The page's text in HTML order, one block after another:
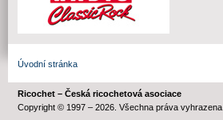
Úvodní stránka
Ricochet – Česká ricochetová asociace
Copyright © 1997 – 2026. Všechna práva vyhrazena.